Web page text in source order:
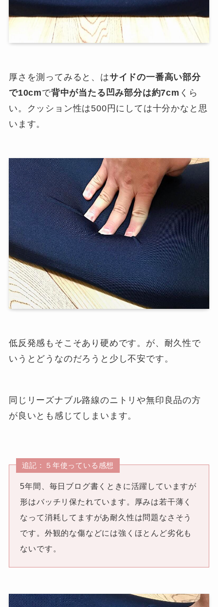
厚さを測ってみると、はサイドの一番高い部分
で10cmで背中が当たる凹み部分は約7cm くら
い。クッション性は500円にしては十分かなと思
います。
低反発感もそこそあり硬めです。が、耐久性で
いうとどうなのだろうと少し不安です。
同じリーズナブル路線のニトリや無印良品の方
が良いとも感じてしまいます。
追記：５年使っている感想
5年間、毎日ブログ書くときに活躍していますが
形はバッチリ保たれています。厚みは若干薄く
なって消耗してますがあ耐久性は問題なさそう
です。外観的な傷などには強くほとんど劣化も
ないです。